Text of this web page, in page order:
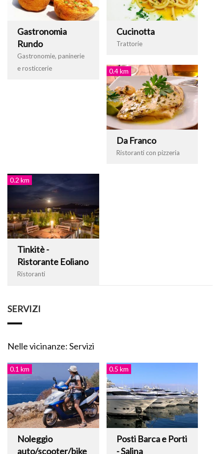
Gastronomia
Rundo
Gastronomie, paninerie
e rosticcerie
Cucinotta
Trattorie
0.4 km
Da Franco
Ristoranti con pizzeria
0.2 km
Tinkitè -
Ristorante Eoliano
Ristoranti
SERVIZI
Nelle vicinanze: Servizi
0.1 km
Noleggio
auto/scooter/bike
0.5 km
Posti Barca e Porti
- Salina